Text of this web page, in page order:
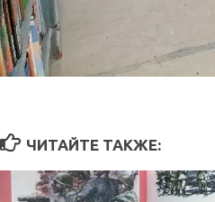
ЧИТАЙТЕ ТАКЖЕ: